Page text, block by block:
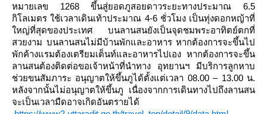
หมายเลข 1268 ขึ้นสู่ยอดภูสอยดาวระยะทางประมาณ 6.5
กิโลเมตร ใช้เวลาเดินเท้าประมาณ 4-6 ชั่วโมง เป็นทุ่งดอกหญ้าที่
หญ่ที่สุดของประเทศ บนลานสนยังเป็นจุดชมพระอาทิตย์ตกที่
สวยงาม บนลานสนไม่มีบ้านพักและอาหาร หากต้องการจะขึ้นไป
พักค้างแรมต้องเตรียมเต็นท์และอาหารไปเอง หากต้องการจะขึ้น
ลานสนต้องติดต่อขอเจ้าหน้าที่นำทาง อุทยานฯ มีบริการลูกหาบ
ช่วยขนสัมภาระ อนุญาตให้ขึ้นภูได้ตั้งแต่เวลา 08.00 – 13.00 น.
หลังจากนั้นไม่อนุญาตให้ขึ้นภู เนื่องจากการเดินทางไปถึงลานสน
จะเป็นเวลามืดอาจเกิดอันตรายได้